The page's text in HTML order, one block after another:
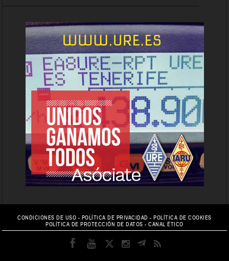
CONDICIONES DE USO - POLÍTICA DE PRIVACIDAD -POLÍTICA DE COOKIES
POLÍTICA DE PROTECCIÓN DE DATOS -CANAL ÉTICO